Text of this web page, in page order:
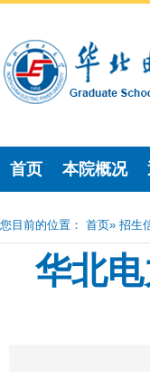
首页 本院概况
您目前的位置： 首页» 招生
华北